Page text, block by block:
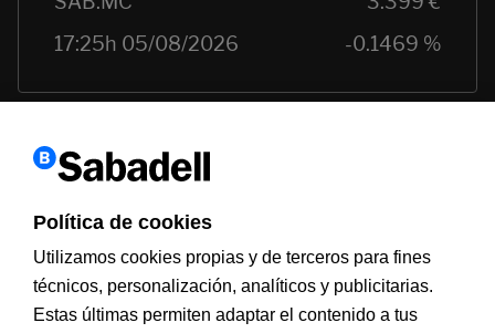
Política de cookies
Utilizamos cookies propias y de terceros para fines
técnicos, personalización, analíticos y publicitarias.
Estas últimas permiten adaptar el contenido a tus